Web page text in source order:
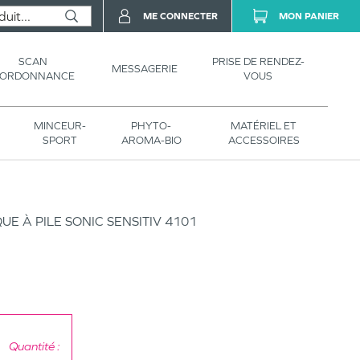
SCAN
MESSAGERIE
PRISE DE RENDEZ-
VOUS
MINCEUR-
SPORT
PHYTO-
AROMA-BIO
MATÉRIEL ET
ACCESSOIRES
ME CONNECTER MON PANIER
À PILE SONIC SENSITIV 4101
Quantité :